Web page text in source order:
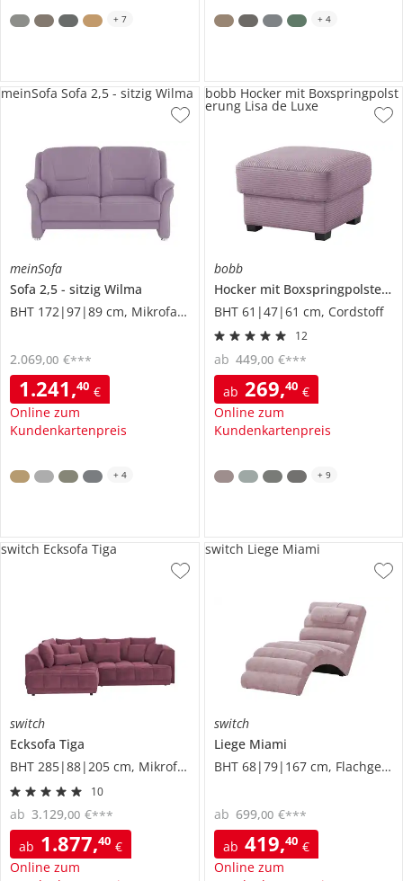
+ 7 + 4
meinSofa
Sofa 2,5 - sitzig Wilma
BHT 172|97|89 cm, Mikrofaser
1.241,40 €
Online zum
Kundenkartenpreis
2.069,00 €***
meinSofa Sofa 2,5 - sitzig Wilma
+ 4
bobb
Hocker mit Boxspringpolsterung
BHT 61|47|61 cm, Cordstoff
12
ab 269,40 €
Online zum
Kundenkartenpreis
ab 449,00 €***
bobb Hocker mit Boxspringpolst
erung Lisa de Luxe
+ 9
switch
Ecksofa Tiga
BHT 285|88|205 cm, Mikrofaser in Velours-Optik
10
ab 1.877,40 €
Online zum
ab 3.129,00 €***
switch Ecksofa Tiga
switch
Liege Miami
BHT 68|79|167 cm, Flachgewebe grob
ab 419,40 €
Online zum
ab 699,00 €***
switch Liege Miami